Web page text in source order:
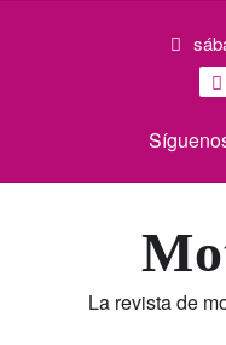
La revista de